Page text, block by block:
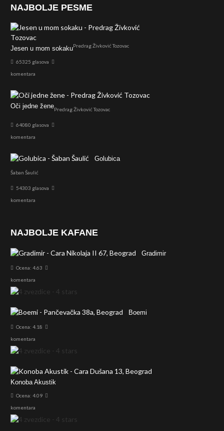
NAJBOLJE PESME
Jesen u mom sokakuPredrag Živković Tozovac
65325 glasova
komentara
Oči jedne ženePredrag Živković Tozovac
64080 glasova
komentara
Golubica
Šaban Šaulić
54303 glasova
komentara
NAJBOLJE KAFANE
Gradimir
Ocena: 4.63
komentara
Boemi
Ocena: 4.18
komentara
Konoba Akustik
Ocena: 4.09
komentara